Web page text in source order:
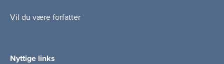
Vil du være forfatter
Nyttige links